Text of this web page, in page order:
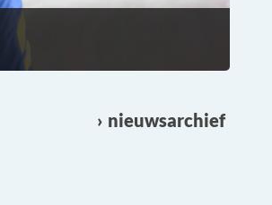
nieuwsarchief